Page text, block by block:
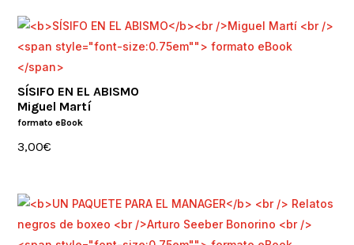
SÍSIFO EN EL ABISMO
Miguel Martí
formato eBook
3,00€